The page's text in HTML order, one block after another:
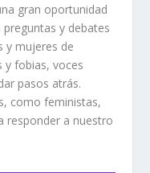
gran oportunidad
y debates
y mujeres de
y fobias, voces
pasos atrás.
como feministas,
responder a nuestro